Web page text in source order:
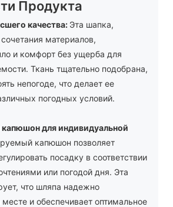
Продукта
качества: Эта шапка,
сочетания материалов,
и комфорт без ущерба для
Ткань тщательно подобрана,
непогоде, что делает ее
погодных условий.
для индивидуальной
капюшон позволяет
посадку в соответствии
или погодой дня. Эта
что шляпа надежно
и обеспечивает оптимальное